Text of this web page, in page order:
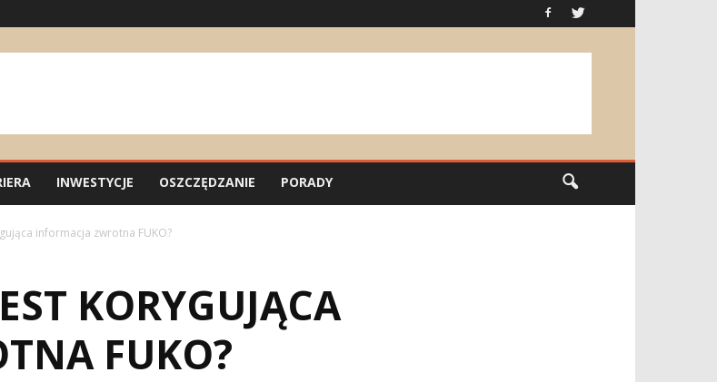
INWESTYCJE OSZCZĘDZANIE PORADY
informacja zwrotna FUKO?
KORYGUJĄCA
FUKO?